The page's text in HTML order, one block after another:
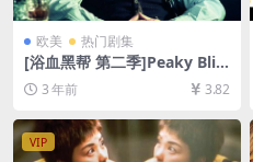
欧美 热门剧集
[浴血黑帮 第二季]Peaky Blin
ders Season 2 (2014)[百度网
盘+迅雷云盘+阿里云盘资源10
[中英字幕]
3 年前 3.82
VIP